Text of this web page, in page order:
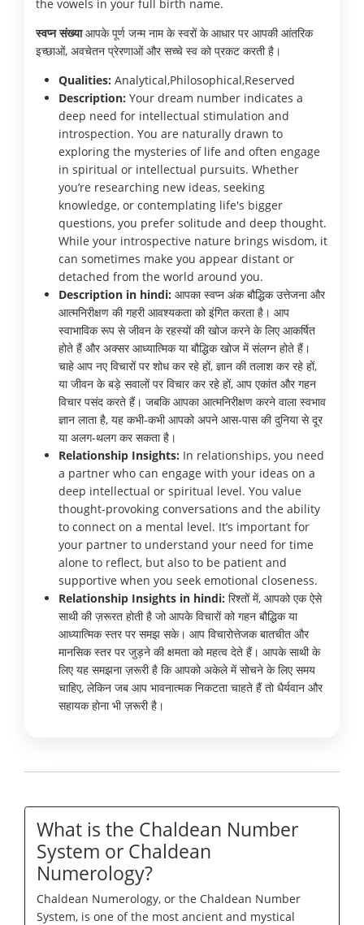
the vowels in your full birth name.
स्वप्न संख्याआपके पूर्ण जन्म नाम के स्वरों के आधार पर आपकी आंतरिक
इच्छाओं, अवचेतन प्रेरणाओं और सच्चे स्व को प्रकट करती है।
Qualities: Analytical,Philosophical,Reserved
Description: Your dream number indicates a
deep need for intellectual stimulation and
introspection. You are naturally drawn to
exploring the mysteries of life and often engage
in spiritual or intellectual pursuits. Whether
you’re researching new ideas, seeking
knowledge, or contemplating life's bigger
questions, you prefer solitude and deep thought.
While your introspective nature brings wisdom, it
can sometimes make you appear distant or
detached from the world around you.
Description in hindi: आपका स्वप्न अंक बौद्धिक उत्तेजना और
आत्मनिरीक्षण की गहरी आवश्यकता को इंगित करता है। आप
स्वाभाविक रूप से जीवन के रहस्यों की खोज करने के लिए आकर्षित
होते हैं और अक्सर आध्यात्मिक या बौद्धिक खोज में संलग्न होते हैं।
चाहे आप नए विचारों पर शोध कर रहे हों, ज्ञान की तलाश कर रहे हों,
या जीवन के बड़े सवालों पर विचार कर रहे हों, आप एकांत और गहन
विचार पसंद करते हैं। जबकि आपका आत्मनिरीक्षण करने वाला स्वभाव
ज्ञान लाता है, यह कभी-कभी आपको अपने आस-पास की दुनिया से दूर
या अलग-थलग कर सकता है।
Relationship Insights: In relationships, you need
a partner who can engage with your ideas on a
deep intellectual or spiritual level. You value
thought-provoking conversations and the ability
to connect on a mental level. It’s important for
your partner to understand your need for time
alone to reflect, but also to be patient and
supportive when you seek emotional closeness.
Relationship Insights in hindi: रिश्तों में, आपको एक ऐसे
साथी की ज़रूरत होती है जो आपके विचारों को गहन बौद्धिक या
आध्यात्मिक स्तर पर समझ सके। आप विचारोत्तेजक बातचीत और
मानसिक स्तर पर जुड़ने की क्षमता को महत्व देते हैं। आपके साथी के
लिए यह समझना ज़रूरी है कि आपको अकेले में सोचने के लिए समय
चाहिए, लेकिन जब आप भावनात्मक निकटता चाहते हैं तो धैर्यवान और
सहायक होना भी ज़रूरी है।
What is the Chaldean Number
System or Chaldean
Numerology?
Chaldean Numerology, or the Chaldean Number
System, is one of the most ancient and mystical